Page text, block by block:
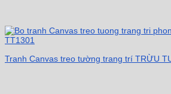
Tranh Canvas treo tường trang trí TRỪU